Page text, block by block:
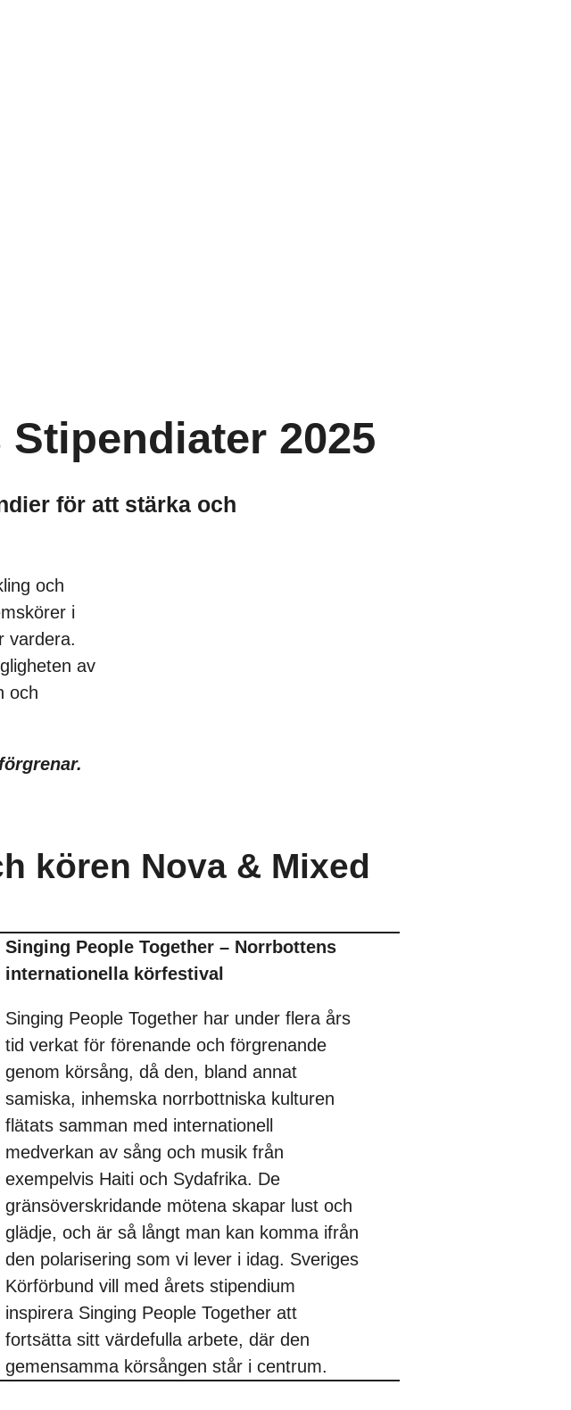
2025
för att stärka och
och
i
vardera.
av
och
kören Nova & Mixed
Singing People Together – Norrbottens
internationella körfestival
Singing People Together har under flera års
tid verkat för förenande och förgrenande
genom körsång, då den, bland annat
samiska, inhemska norrbottniska kulturen
flätats samman med internationell
medverkan av sång och musik från
exempelvis Haiti och Sydafrika. De
gränsöverskridande mötena skapar lust och
glädje, och är så långt man kan komma ifrån
den polarisering som vi lever i idag. Sveriges
Körförbund vill med årets stipendium
inspirera Singing People Together att
fortsätta sitt värdefulla arbete, där den
gemensamma körsången står i centrum.